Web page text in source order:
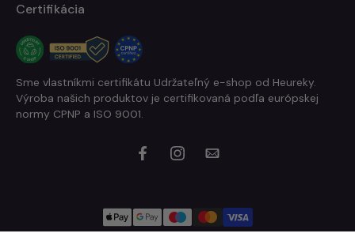
Certifikácia
Sme vlastníkmi certifikátu Udržateľný e-shop od Heureky.
Výroba našich produktov je certifikovaná podľa európskej
normy CPNP a ISO 9001.